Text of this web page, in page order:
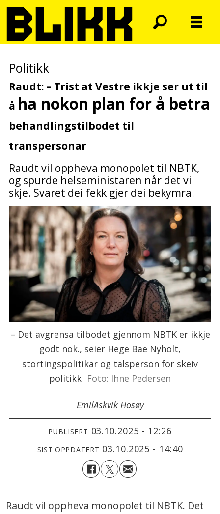
Politikk
Raudt: – Trist at Vestre ikkje ser ut til
å ha nokon plan for å betra
behandlingstilbodet til
transpersonar
Raudt vil oppheva monopolet til NBTK,
og spurde helseministaren når det vil
skje. Svaret dei fekk gjer dei bekymra.
– Det avgrensa tilbodet gjennom NBTK er ikkje
godt nok., seier Hege Bae Nyholt,
stortingspolitikar og talsperson for skeiv
politikk Foto: Ihne Pedersen
EmilAskvik Hosøy
PUBLISERT 03.10.2025 - 12:26
SIST OPPDATERT 03.10.2025 - 14:40
Raudt vil oppheva monopolet til NBTK. Det